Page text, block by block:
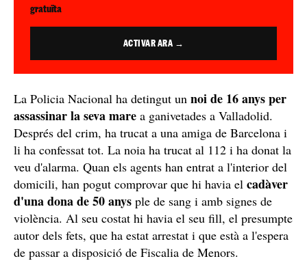
gratuïta
ACTIVAR ARA →
La Policia Nacional ha detingut un noi de 16 anys per
assassinar la seva mare a ganivetades a Valladolid.
Després del crim, ha trucat a una amiga de Barcelona i
li ha confessat tot. La noia ha trucat al 112 i ha donat la
veu d'alarma. Quan els agents han entrat a l'interior del
domicili, han pogut comprovar que hi havia el cadàver
d'una dona de 50 anys ple de sang i amb signes de
violència. Al seu costat hi havia el seu fill, el presumpte
autor dels fets, que ha estat arrestat i que està a l'espera
de passar a disposició de Fiscalia de Menors.